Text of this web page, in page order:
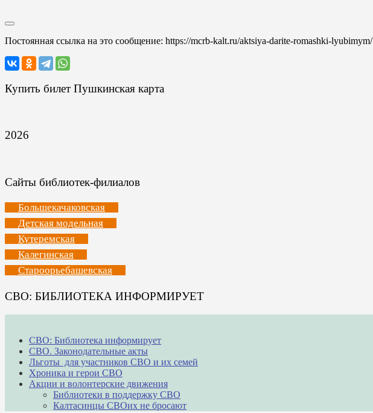
Постоянная ссылка на это сообщение: https://mcrb-kalt.ru/aktsiya-darite-romashki-lyubimym/
Купить билет Пушкинская карта
2026
Сайты библиотек-филиалов
Большекачаковская
Детская модельная
Кутеремская
Калегинская
Староорьебашевская
СВО: БИБЛИОТЕКА ИНФОРМИРУЕТ
СВО: Библиотека информирует
СВО. Законодательные акты
Льготы для участников СВО и их семей
Хроника и герои СВО
Акции и волонтерские движения
Библиотеки в поддержку СВО
Калтасинцы СВОих не бросают